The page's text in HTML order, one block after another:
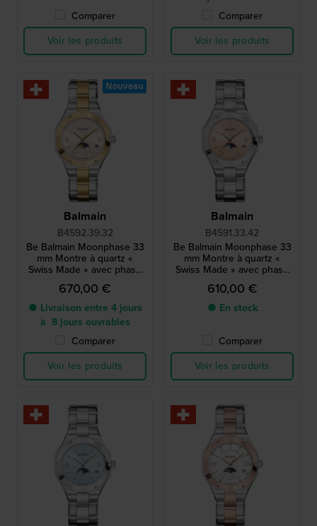
Comparer
Voir les produits
Comparer
Voir les produits
Balmain
B4592.39.32
Be Balmain Moonphase 33
mm Montre à quartz «
Swiss Made » avec phase
de lune
670,00 €
● Livraison entre 4 jours
à 8 jours ouvrables
Comparer
Voir les produits
Nouveau
Balmain
B4591.33.42
Be Balmain Moonphase 33
mm Montre à quartz «
Swiss Made » avec phase
de lune
610,00 €
● En stock
Comparer
Voir les produits